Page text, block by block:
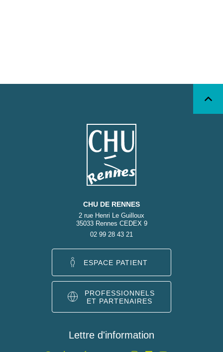
CHU DE RENNES
2 rue Henri Le Guilloux
35033 Rennes CEDEX 9
02 99 28 43 21
ESPACE PATIENT
PROFESSIONNELS
ET PARTENAIRES
Lettre d'information